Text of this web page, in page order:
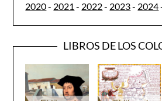
2020- 2021 - 2022- 2023- 2024
LIBROS DE LOS